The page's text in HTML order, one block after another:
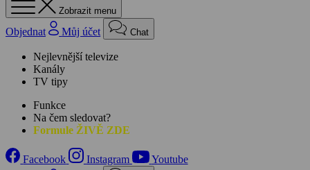
Zobrazit menu
Objednat Můj účet Chat
Nejlevnější televize
Kanály
TV tipy
Funkce
Na čem sledovat?
Formule ŽIVĚ ZDE
Facebook Instagram
Youtube